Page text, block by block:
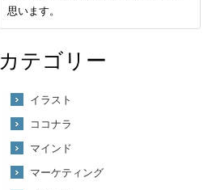
思います。
カテゴリー
イラスト
ココナラ
マインド
マーケティング